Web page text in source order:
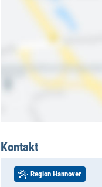
Kontakt
Region Hannover